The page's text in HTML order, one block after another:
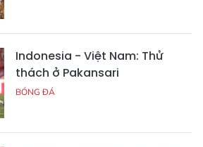
Indonesia - Việt Nam: Thử
thách ở Pakansari
BÓNG ĐÁ